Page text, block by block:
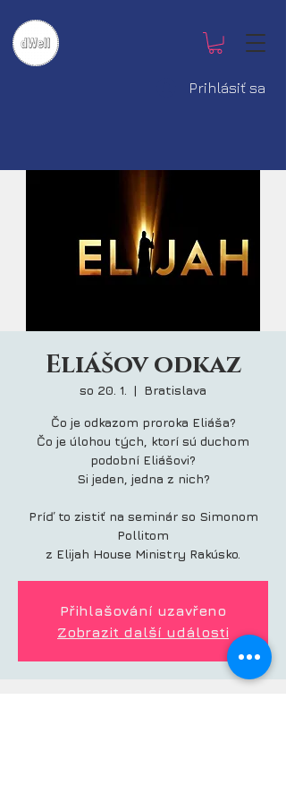
Prihlásiť sa
Eliášov odkaz
so 20. 1.
  |
Bratislava
Čo je odkazom proroka Eliáša?
Čo je úlohou tých, ktorí sú duchom
podobní Eliášovi?
Si jeden, jedna z nich?
Príď to zistiť na seminár so Simonom
Pollitom
z Elijah House Ministry Rakúsko.
Přihlašování uzavřeno
Zobrazit další události